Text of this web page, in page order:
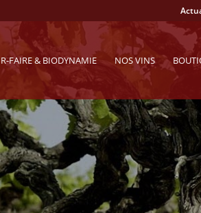
FAIRE & BIODYNAMIE NOS VINS